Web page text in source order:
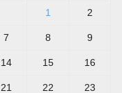
1 2
7 8 9
14 15 16
21 22 23